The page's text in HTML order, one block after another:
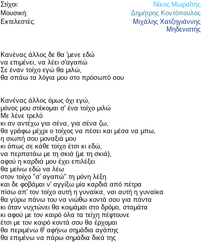
Στίχοι:
Νίκος Μωραΐτης
Μουσική:
Δημήτρης Κοντόπουλος
Εκτελεστές:
Μιχάλης Χατζηγιάννης
Μηδενιστής
Κανένας άλλος δε θα 'μενε εδώ
να επιμένει, να λέει σ'αγαπώ
Σε έναν τοίχο εγώ θα μιλώ,
θα σπάω τα λόγια μου στο πρόσωπό σου
Κανένας άλλος όμως όχι εγώ,
μόνος μου στέκομαι σ' ένα τοίχο μιλώ
Με λένε τρελό
κι αν αντέχω για σένα, για σένα ζω,
θα γράφω μέχρι ο τοίχος να πέσει και μέσα να μπω,
η σιωπή σου μοναξιά μου
κι όπως σε κάθε τοίχο έτσι κι εδώ,
να περπατάω με τη σκιά (με τη σκιά),
αφού η καρδιά μου έχει επιλέξει
θα μείνω εδώ να λέω
στον τοίχο "σ' αγαπώ" τη μόνη λέξη
και δε φοβάμαι ν' αγγίξω μία καρδιά από πέτρα
πίσω απ' τον τοίχο αυτή η γυναίκα, ναι αυτή η γυναίκα
θα γύρω πάνω του να νιώθω κοντά σου για πάντα
κι όταν νυχτώνει θα κοιμάμαι στο δρόμο, σταμάτα
κι αφού με τον καιρό όλα τα τείχη πέφτουνε
έτσι με τον καιρό κοντά σου θα έρχομαι
θα περιμένω θ' αφήνω σημάδια αγάπης
θα επιμένω να πάρω σημάδια δικά της